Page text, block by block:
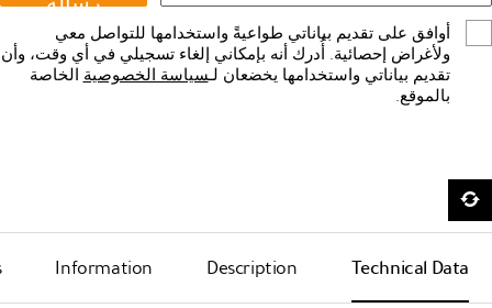
أوافق على تقديم بياناتي طواعيةً واستخدامها للتواصل معي
ولأغراض إحصائية. أُدرك أنه بإمكاني إلغاء تسجيلي في أي وقت، وأن
تقديم بياناتي واستخدامها يخضعان لـسياسة الخصوصية الخاصة
بالموقع.
Technical Data
Description
Information